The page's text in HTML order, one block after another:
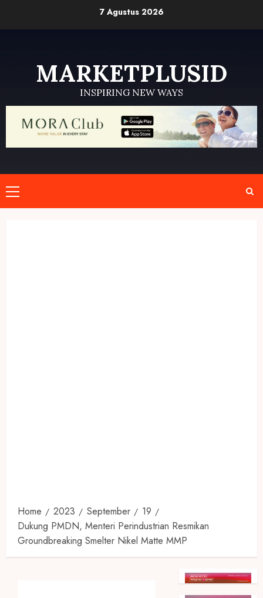
7 Agustus 2026
MARKETPLUSID
INSPIRING NEW WAYS
Primary
Menu
Home 2023 September
19
Dukung PMDN, Menteri Perindustrian Resmikan
Groundbreaking Smelter Nikel Matte MMP